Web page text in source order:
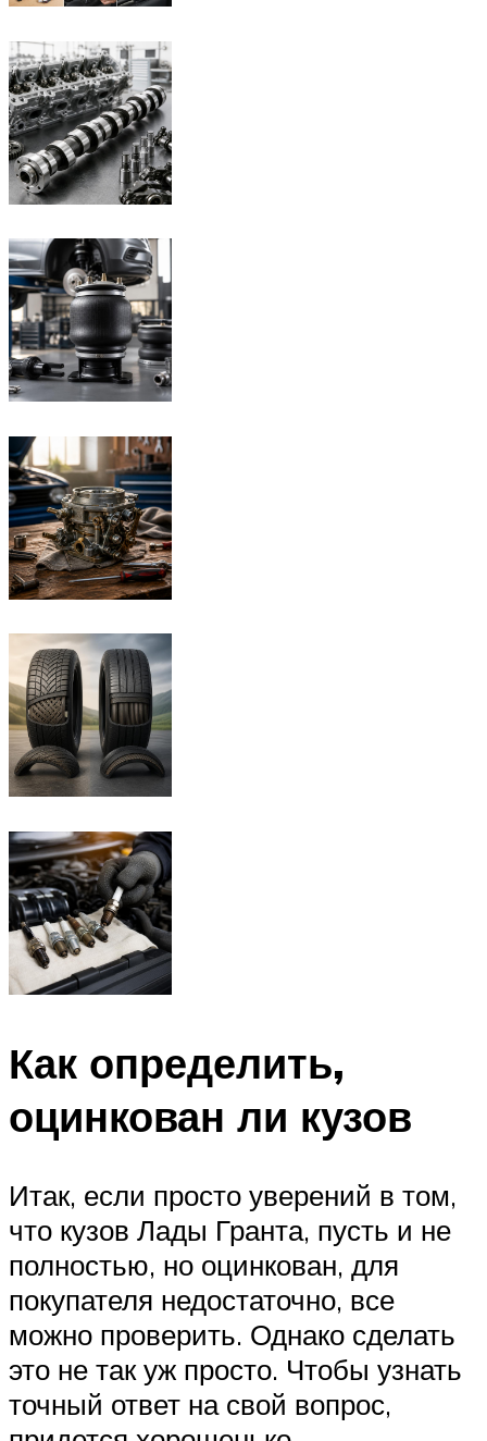
Как определить,
оцинкован ли кузов
Итак, если просто уверений в том,
что кузов Лады Гранта, пусть и не
полностью, но оцинкован, для
покупателя недостаточно, все
можно проверить. Однако сделать
это не так уж просто. Чтобы узнать
точный ответ на свой вопрос,